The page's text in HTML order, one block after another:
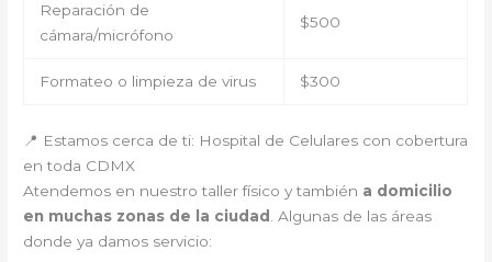
Reparación de
cámara/micrófono
$500
Formateo o limpieza de virus $300
📍 Estamos cerca de ti: Hospital de Celulares con cobertura
en toda CDMX
Atendemos en nuestro taller físico y también a domicilio
en muchas zonas de la ciudad
. Algunas de las áreas
donde ya damos servicio: